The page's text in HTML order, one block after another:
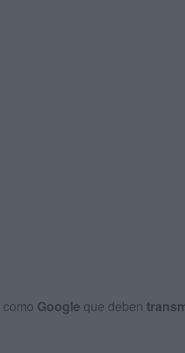
como Google que deben